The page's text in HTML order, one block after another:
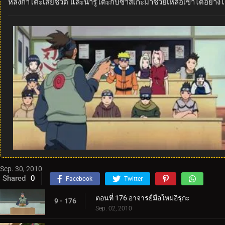
Sep. 30, 2010
Shared 0 Facebook Twitter
9 - 176 ตอนที่ 176 อาจารย์มือใหม่อิรุกะ
Sep. 02, 2010